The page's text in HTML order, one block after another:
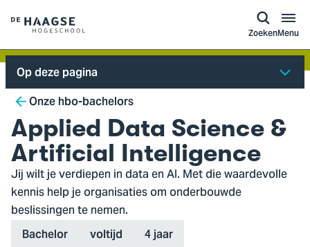
Logo
van
De
Haagse
Hogeschool,
ga
naar
de
homepagina
ZoekenMenu
Op deze pagina
Breadcrumb
Onze hbo-bachelors
Applied Data Science &
Artificial Intelligence
Jij wilt je verdiepen in data en AI. Met die waardevolle
kennis help je organisaties om onderbouwde
beslissingen te nemen.
Type
Bachelor Variant
voltijd Duration
4 jaar